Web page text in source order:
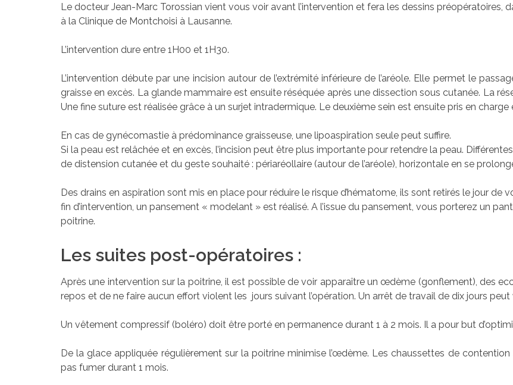
Le docteur Jean-Marc Torossian vient vous voir avant l’intervention et fera les dessins préopératoires,
à la Clinique de Montchoisi à Lausanne.
L’intervention dure entre 1H00 et 1H30.
L’intervention débute par une incision autour de l’extrémité inférieure de l’aréole. Elle permet le
graisse en excès. La glande mammaire est ensuite réséquée après une dissection sous cutanée. La
Une fine suture est réalisée grâce à un surjet intradermique. Le deuxième sein est ensuite pris en
En cas de gynécomastie à prédominance graisseuse, une lipoaspiration seule peut suffire.
Si la peau est relâchée et en excès, l’incision peut être plus importante pour retendre la peau.
de distension cutanée et du geste souhaité : périaréollaire (autour de l’aréole), horizontale en se
Des drains en aspiration sont mis en place pour réduire le risque d’hématome, ils sont retirés le jour de
fin d’intervention, un pansement « modelant » est réalisé. A l’issue du pansement, vous porterez un
poitrine.
Les suites post-opératoires :
Après une intervention sur la poitrine, il est possible de voir apparaître un œdème (gonflement), des
repos et de ne faire aucun effort violent les jours suivant l’opération. Un arrêt de travail de dix jours
Un vêtement compressif (boléro) doit être porté en permanence durant 1 à 2 mois. Il a pour but
De la glace appliquée régulièrement sur la poitrine minimise l’œdème. Les chaussettes de
pas fumer durant 1 mois.